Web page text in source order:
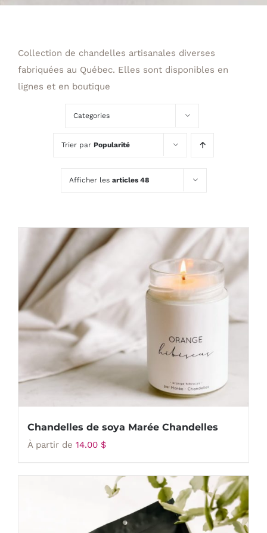
Collection de chandelles artisanales diverses
fabriquées au Québec. Elles sont disponibles en
lignes et en boutique
Categories
Trier par Popularité
Afficher les articles 48
Chandelles de soya Marée Chandelles
À partir de 14.00 $